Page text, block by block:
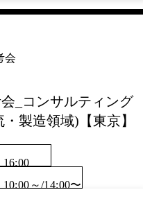
会
_コンサルティング
製造領域)【東京】
～/14:00〜